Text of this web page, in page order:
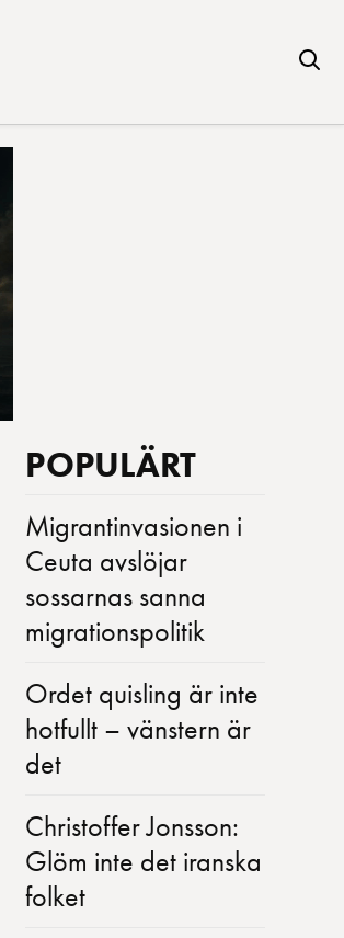
POPULÄRT
Migrantinvasionen i
Ceuta avslöjar
sossarnas sanna
migrationspolitik
Ordet quisling är inte
hotfullt – vänstern är
det
Christoffer Jonsson:
Glöm inte det iranska
folket